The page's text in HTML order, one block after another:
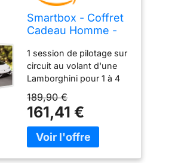
Smartbox - Coffret
Cadeau Homme -
Conduite en
Lamborghini sur
Circuit - idée
Cadeau pour Lui - 1
Session de Pilotage
sur Circuit au Volant
d'une Lamborghini
pour 1 à 4
Personnes
1 session de pilotage sur
circuit au volant d'une
Lamborghini pour 1 à 4
maintenant – Profitez-en
plus tard ! Nos chèques-
cadeaux offrent liberté et
flexibilité avec une
189,90 €
161,41 €